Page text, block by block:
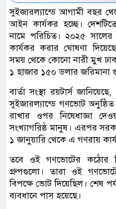
সুইজারল্যান্ডে আগামী বছর
আইন কার্যকর হচ্ছে।
নামে পরিচিত। ২০২৫
কার্যকর করার ঘোষণা
সময় থেকে কোনো নারী মুখ
১ হাজার ১৫০ ডলার জরিমানা
বার্তা সংস্থা রয়টার্স
সুইজারল্যান্ডে গণভোট
রাখার ওপর নিষেধাজ্ঞা
সংখ্যাগরিষ্ঠ মানুষ। এরপর
১ জানুয়ারি থেকে এ গণরায়
তবে ওই গণভোটের কঠোর
গ্রুপগুলো। তারা ওই
বিপক্ষে ভোট দিয়েছিল। শেষ
ব্যবধানে পাস হয়েছে।